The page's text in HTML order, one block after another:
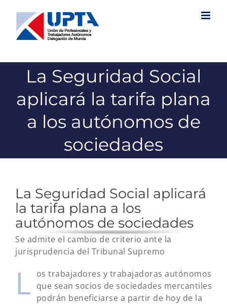
contenido
La Seguridad Social
aplicará la tarifa plana
a los autónomos de
sociedades
La Seguridad Social aplicará
la tarifa plana a los
autónomos de sociedades
Se admite el cambio de criterio ante la
jurisprudencia del Tribunal Supremo
L os trabajadores y trabajadoras autónomos
que sean socios de sociedades mercantiles
podrán beneficiarse a partir de hoy de la